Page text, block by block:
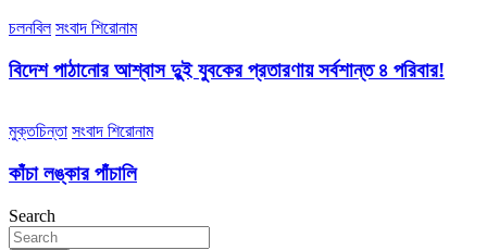
চলনবিল সংবাদ শিরোনাম
বিদেশ পাঠানোর আশ্বাস দুুই যুবকের প্রতারণায় সর্বশান্ত ৪ পরিবার!
মুক্তচিন্তা সংবাদ শিরোনাম
কাঁচা লঙ্কার পাঁচালি
Search